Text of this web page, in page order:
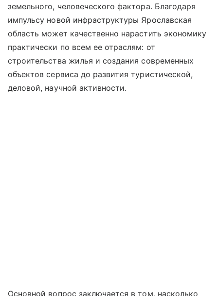
земельного, человеческого фактора. Благодаря
импульсу новой инфраструктуры Ярославская
область может качественно нарастить экономику
практически по всем ее отраслям: от
строительства жилья и создания современных
объектов сервиса до развития туристической,
деловой, научной активности.
Основной вопрос заключается в том, насколько